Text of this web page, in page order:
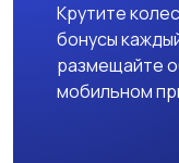
Крутите
бонусы
размещайте
мобильном